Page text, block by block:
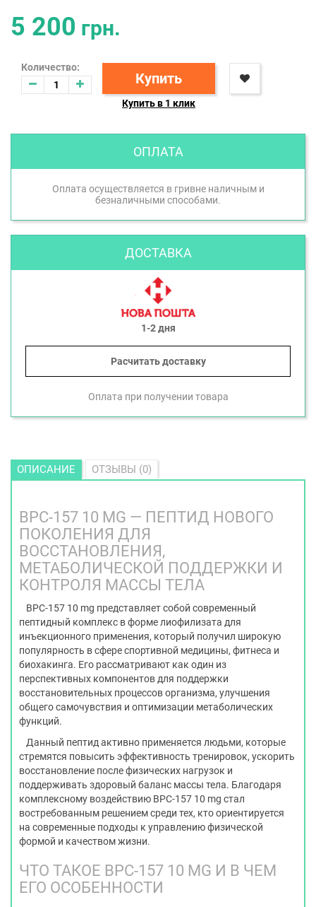
5 200 грн.
Количество:
Купить
Купить в 1 клик
ОПЛАТА
Оплата осуществляется в гривне наличным и
безналичными способами.
ДОСТАВКА
1-2 дня
Расчитать доставку
Оплата при получении товара
ОПИСАНИЕ ОТЗЫВЫ (0)
BPC-157 10 MG — ПЕПТИД НОВОГО
ПОКОЛЕНИЯ ДЛЯ
ВОССТАНОВЛЕНИЯ,
МЕТАБОЛИЧЕСКОЙ ПОДДЕРЖКИ И
КОНТРОЛЯ МАССЫ ТЕЛА
BPC-157 10 mg представляет собой современный
пептидный комплекс в форме лиофилизата для
инъекционного применения, который получил широкую
популярность в сфере спортивной медицины, фитнеса и
биохакинга. Его рассматривают как один из
перспективных компонентов для поддержки
восстановительных процессов организма, улучшения
общего самочувствия и оптимизации метаболических
функций.
Данный пептид активно применяется людьми, которые
стремятся повысить эффективность тренировок, ускорить
восстановление после физических нагрузок и
поддерживать здоровый баланс массы тела. Благодаря
комплексному воздействию BPC-157 10 mg стал
востребованным решением среди тех, кто ориентируется
на современные подходы к управлению физической
формой и качеством жизни.
ЧТО ТАКОЕ BPC-157 10 MG И В ЧЕМ
ЕГО ОСОБЕННОСТИ